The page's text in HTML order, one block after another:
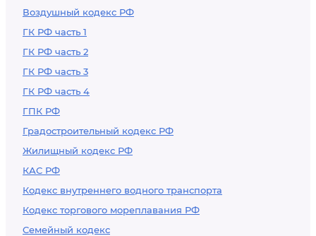
Воздушный кодекс РФ
ГК РФ часть 1
ГК РФ часть 2
ГК РФ часть 3
ГК РФ часть 4
ГПК РФ
Градостроительный кодекс РФ
Жилищный кодекс РФ
КАС РФ
Кодекс внутреннего водного транспорта
Кодекс торгового мореплавания РФ
Семейный кодекс